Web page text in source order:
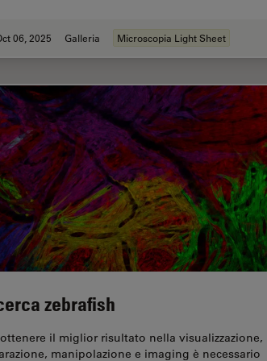
06, 2025 Galleria Microscopia Light Sheet
zebrafish
il miglior risultato nella visualizzazione,
manipolazione e imaging è necessario